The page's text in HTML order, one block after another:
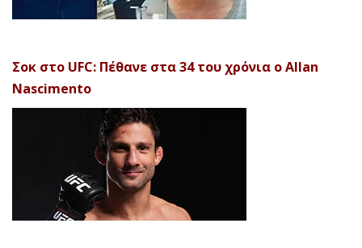
Σοκ στο UFC: Πέθανε στα 34 του χρόνια ο Allan
Nascimento